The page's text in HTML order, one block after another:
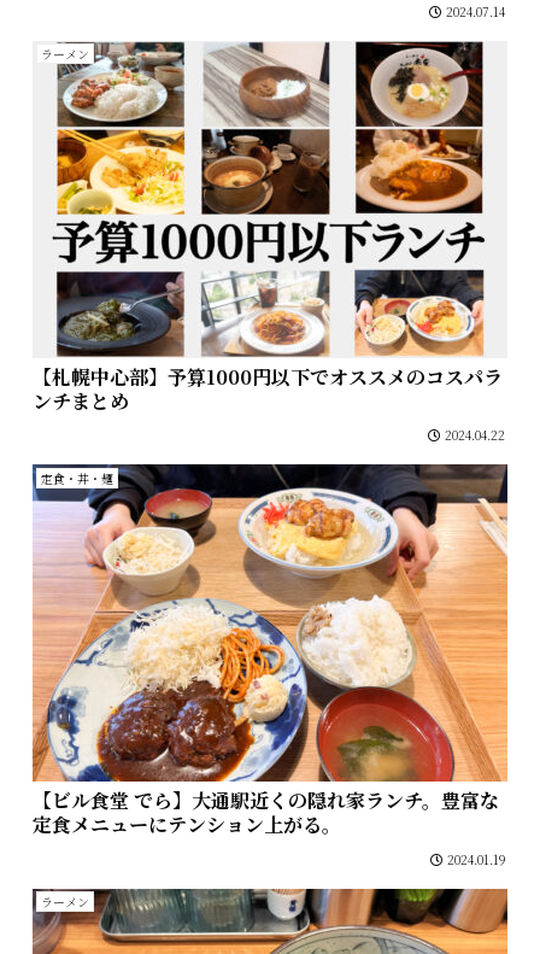
2024.07.14
ラーメン
【札幌中心部】予算1000円以下でオススメのコスパラ
ンチまとめ
2024.04.22
定食・丼・麺
【ビル食堂 でら】大通駅近くの隠れ家ランチ。豊富な
定食メニューにテンション上がる。
2024.01.19
ラーメン